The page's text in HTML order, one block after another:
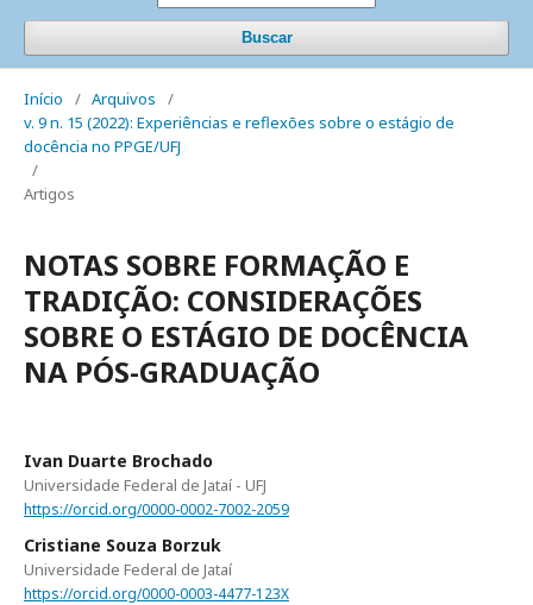
Buscar
Início / Arquivos
/
v. 9 n. 15 (2022): Experiências e reflexões sobre o estágio de
docência no PPGE/UFJ
/
Artigos
NOTAS SOBRE FORMAÇÃO E
TRADIÇÃO: CONSIDERAÇÕES
SOBRE O ESTÁGIO DE DOCÊNCIA
NA PÓS-GRADUAÇÃO
Ivan Duarte Brochado
Universidade Federal de Jataí - UFJ
https://orcid.org/0000-0002-7002-2059
Cristiane Souza Borzuk
Universidade Federal de Jataí
https://orcid.org/0000-0003-4477-123X